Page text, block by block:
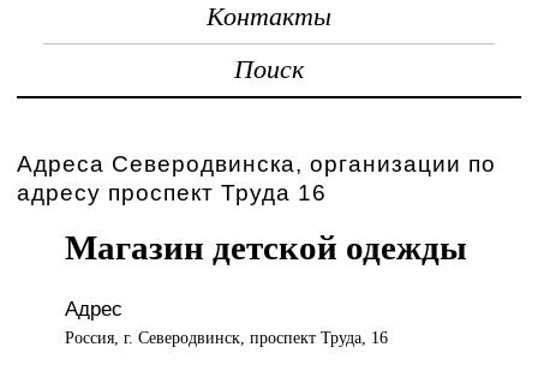
Контакты
Поиск
Адреса Северодвинска, организации по
адресу проспект Труда 16
Магазин детской одежды
Адрес
Россия, г. Северодвинск, проспект Труда, 16